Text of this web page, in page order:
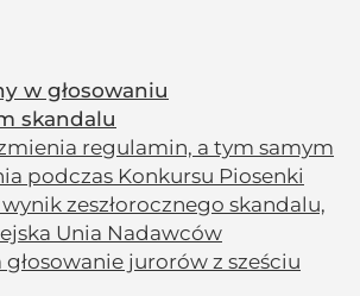
w głosowaniu
skandalu
regulamin, a tym samym
podczas Konkursu Piosenki
zeszłorocznego skandalu,
Unia Nadawców
jurorów z sześciu